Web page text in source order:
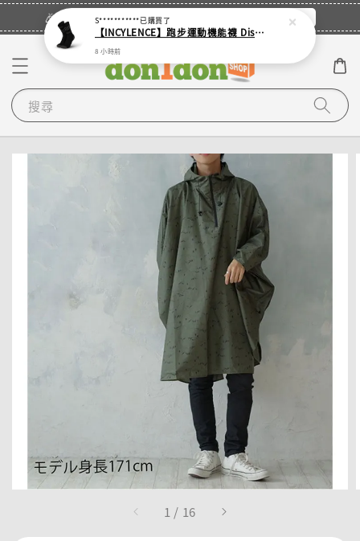
🎉登入會員・領取您的專屬折扣券！ 立即登入
搜尋
1 / 16
S***********已購買了
【INCYLENCE】跑步運動機能襪 Disrupts Black
8 小時前